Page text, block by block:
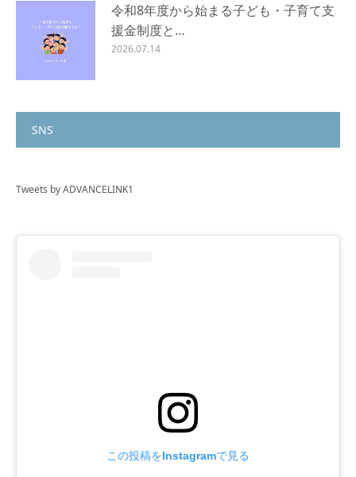
令和8年度から始まる子ども・子育て支
援金制度と…
2026.07.14
SNS
Tweets by ADVANCELINK1
この投稿をInstagramで見る